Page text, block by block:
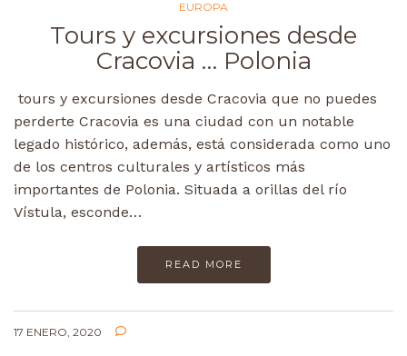
EUROPA
Tours y excursiones desde
Cracovia … Polonia
tours y excursiones desde Cracovia que no puedes
perderte Cracovia es una ciudad con un notable
legado histórico, además, está considerada como uno
de los centros culturales y artísticos más
importantes de Polonia. Situada a orillas del río
Vístula, esconde…
READ MORE
17 ENERO, 2020